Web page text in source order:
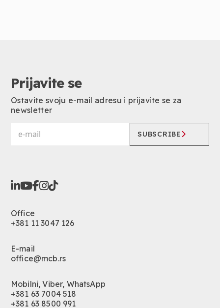
Prijavite se
Ostavite svoju e-mail adresu i prijavite se za
newsletter
SUBSCRIBE
Office
+381 11 3047 126
E-mail
office@mcb.rs
Mobilni, Viber, WhatsApp
+381 63 7004 518
+381 63 8500 991